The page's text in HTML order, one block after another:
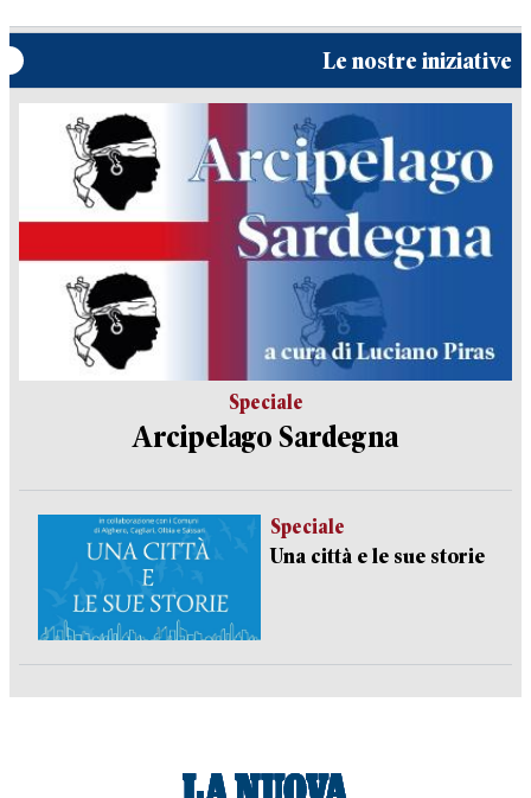
Le nostre iniziative
Speciale
Arcipelago Sardegna
Speciale
Una città e le sue storie